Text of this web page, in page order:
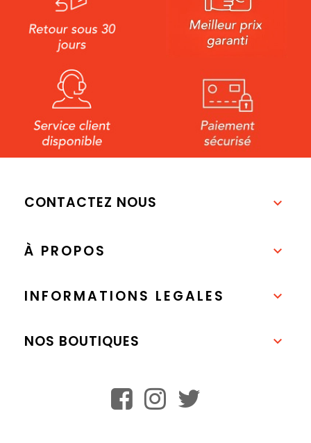
CONTACTEZ NOUS 
À PROPOS 
INFORMATIONS LEGALES 
NOS BOUTIQUES 